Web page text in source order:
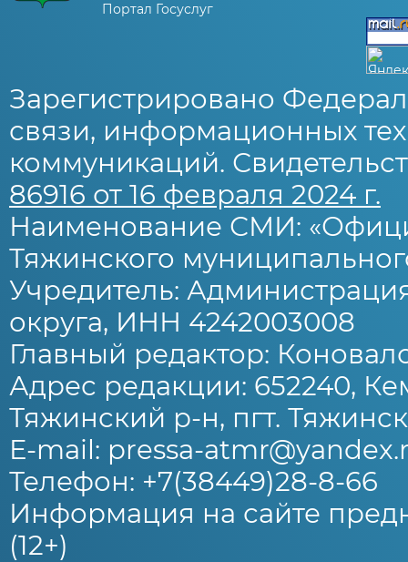
Портал Госуслуг
Зарегистрировано
связи, информационных
коммуникаций.
86916 от 16 февраля 2024 г.
Наименование СМИ:
Тяжинского
Учредитель:
округа, ИНН 4242003008
Главный редактор:
Адрес редакции: 652240,
Тяжинский р-н, пгт.
E-mail: pressa-
Телефон: +7(38449)28-8-66
Информация на сайте
(12+)